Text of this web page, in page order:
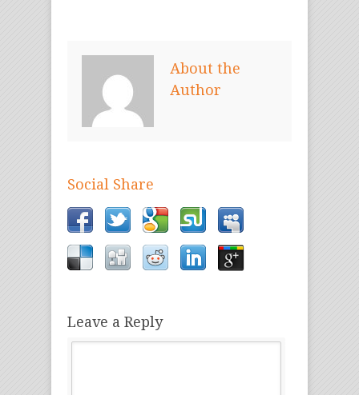
About the
Author
Social Share
Leave a Reply